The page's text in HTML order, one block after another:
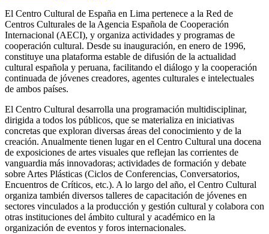
El Centro Cultural de España en Lima pertenece a la Red de
Centros Culturales de la Agencia Española de Cooperación
Internacional (AECI), y organiza actividades y programas de
cooperación cultural. Desde su inauguración, en enero de 1996,
constituye una plataforma estable de difusión de la actualidad
cultural española y peruana, facilitando el diálogo y la cooperación
continuada de jóvenes creadores, agentes culturales e intelectuales
de ambos países.
El Centro Cultural desarrolla una programación multidisciplinar,
dirigida a todos los públicos, que se materializa en iniciativas
concretas que exploran diversas áreas del conocimiento y de la
creación. Anualmente tienen lugar en el Centro Cultural una docena
de exposiciones de artes visuales que reflejan las corrientes de
vanguardia más innovadoras; actividades de formación y debate
sobre Artes Plásticas (Ciclos de Conferencias, Conversatorios,
Encuentros de Críticos, etc.). A lo largo del año, el Centro Cultural
organiza también diversos talleres de capacitación de jóvenes en
sectores vinculados a la producción y gestión cultural y colabora con
otras instituciones del ámbito cultural y académico en la
organización de eventos y foros internacionales.